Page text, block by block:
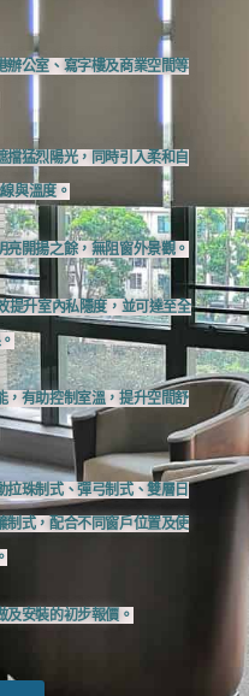
辦公室、寫字樓及商業空間等
猛烈陽光，同時引入柔和自
與溫度。
開揚之餘，無阻窗外景觀。
提升室內私隱度，並可達至全
，有助控制室溫，提升空間舒
珠制式、彈弓制式、雙層日
制式，配合不同窗戶位置及使
及安裝的初步報價。